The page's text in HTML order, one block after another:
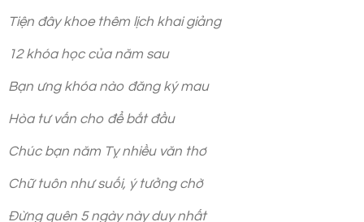
Tiện đây khoe thêm lịch khai giảng
12 khóa học của năm sau
Bạn ưng khóa nào đăng ký mau
Hòa tư vấn cho để bắt đầu
Chúc bạn năm Tỵ nhiều văn thơ
Chữ tuôn như suối, ý tưởng chờ
Đừng quên 5 ngày này duy nhất